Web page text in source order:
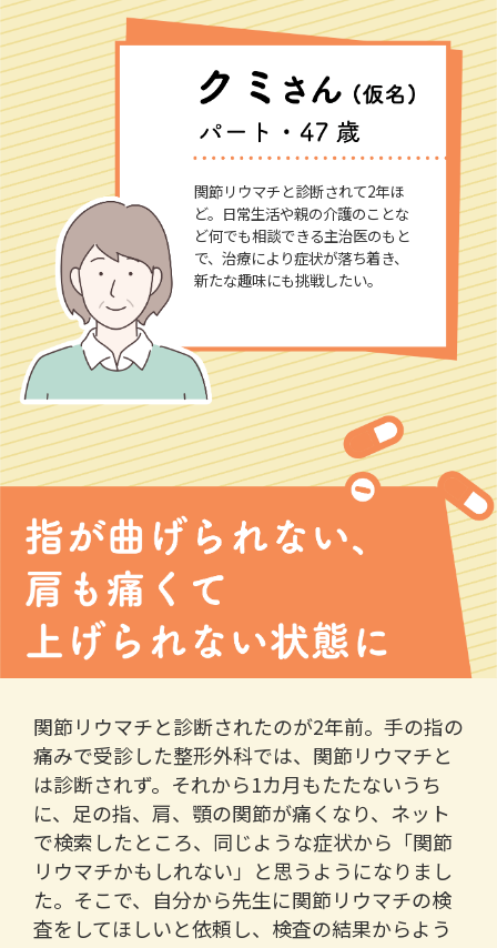
関節リウマチと診断されて2年ほ
ど。日常生活や親の介護のことな
ど何でも相談できる主治医のもと
で、治療により症状が落ち着き、
新たな趣味にも挑戦したい。
関節リウマチと診断されたのが2年前。手の指の
痛みで受診した整形外科では、関節リウマチと
は診断されず。それから1カ月もたたないうち
に、足の指、肩、顎の関節が痛くなり、ネット
で検索したところ、同じような症状から「関節
リウマチかもしれない」と思うようになりまし
た。そこで、自分から先生に関節リウマチの検
査をしてほしいと依頼し、検査の結果からよう